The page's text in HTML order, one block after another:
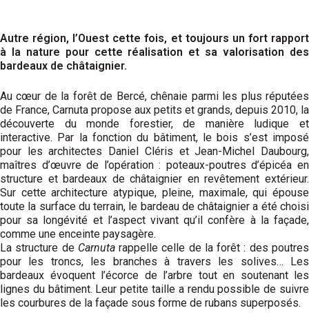
Autre région, l’Ouest cette fois, et toujours un fort rapport
à la nature pour cette réalisation et sa valorisation des
bardeaux de châtaignier.
Au cœur de la forêt de Bercé, chênaie parmi les plus réputées
de France, Carnuta propose aux petits et grands, depuis 2010, la
découverte du monde forestier, de manière ludique et
interactive. Par la fonction du bâtiment, le bois s’est imposé
pour les architectes Daniel Cléris et Jean-Michel Daubourg,
maîtres d’œuvre de l’opération : poteaux-poutres d’épicéa en
structure et bardeaux de châtaignier en revêtement extérieur.
Sur cette architecture atypique, pleine, maximale, qui épouse
toute la surface du terrain, le bardeau de châtaignier a été choisi
pour sa longévité et l’aspect vivant qu’il confère à la façade,
comme une enceinte paysagère.
La structure de Carnutarappelle celle de la forêt : des poutres
pour les troncs, les branches à travers les solives… Les
bardeaux évoquent l’écorce de l’arbre tout en soutenant les
lignes du bâtiment. Leur petite taille a rendu possible de suivre
les courbures de la façade sous forme de rubans superposés.